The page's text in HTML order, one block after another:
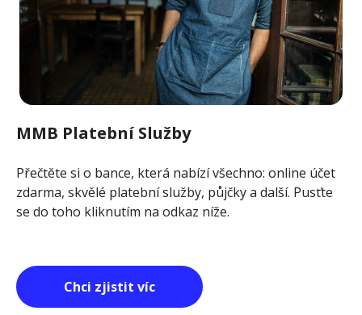
MMB Platební Služby
Přečtěte si o bance, která nabízí všechno: online účet
zdarma, skvělé platební služby, půjčky a další. Pusťte
se do toho kliknutím na odkaz níže.
Chci zjistit víc